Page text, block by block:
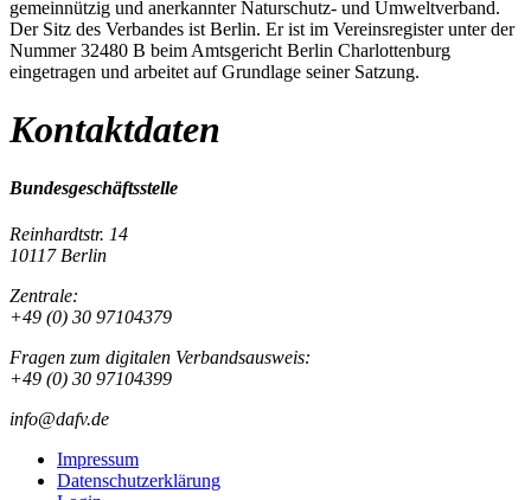
gemeinnützig und anerkannter Naturschutz- und Umweltverband.
Der Sitz des Verbandes ist Berlin. Er ist im Vereinsregister unter der
Nummer 32480 B beim Amtsgericht Berlin Charlottenburg
eingetragen und arbeitet auf Grundlage seiner Satzung.
Kontaktdaten
Bundesgeschäftsstelle
Reinhardtstr. 14
10117 Berlin
Zentrale:
+49 (0) 30 97104379
Fragen zum digitalen Verbandsausweis:
+49 (0) 30 97104399
info@dafv.de
Impressum
Datenschutzerklärung